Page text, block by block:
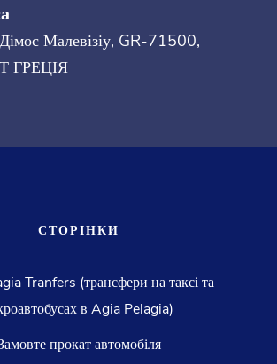
Малевізіу, GR-71500,
ГРЕЦІЯ
СТОРІНКИ
Tranfers (трансфери на таксі та
в Agia Pelagia)
прокат автомобіля